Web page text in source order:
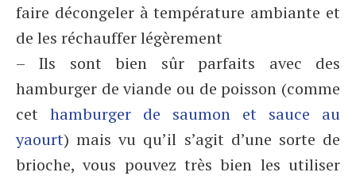
faire décongeler à température ambiante et
de les réchauffer légèrement
– Ils sont bien sûr parfaits avec des
hamburger de viande ou de poisson (comme
cet hamburger de saumon et sauce au
yaourt) mais vu qu’il s’agit d’une sorte de
brioche, vous pouvez très bien les utiliser